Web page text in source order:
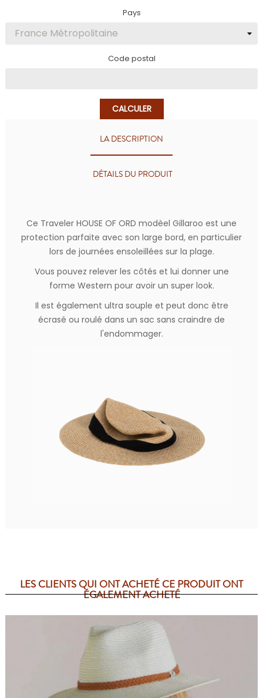
Pays
Code postal
CALCULER
LA DESCRIPTION
DÉTAILS DU PRODUIT
Ce Traveler HOUSE OF ORD modèel Gillaroo est une
protection parfaite avec son large bord, en particulier
lors de journées ensoleillées sur la plage.
Vous pouvez relever les côtés et lui donner une
forme Western pour avoir un super look.
Il est également ultra souple et peut donc être
écrasé ou roulé dans un sac sans craindre de
l'endommager.
LES CLIENTS QUI ONT ACHETÉ CE PRODUIT ONT
ÉGALEMENT ACHETÉ